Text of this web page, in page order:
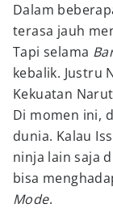
Dalam
terasa jauh
Tapi selama
kebalik. Justru
Kekuatan
Di momen ini,
dunia. Kalau
ninja lain saja
bisa
Mode.